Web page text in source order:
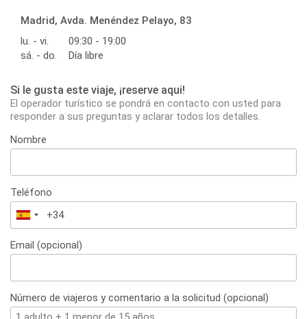
Madrid, Avda. Menéndez Pelayo, 83
lu. - vi.
09:30 - 19:00
sá. - do.
Día libre
Si le gusta este viaje, ¡reserve aqui!
El operador turístico se pondrá en contacto con usted para
responder a sus preguntas y aclarar todos los detalles.
Nombre
Teléfono
España
+34
Email (opcional)
Número de viajeros y comentario a la solicitud (opcional)